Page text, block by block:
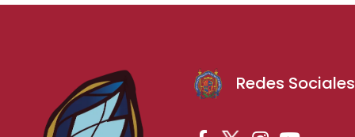
Redes Sociales